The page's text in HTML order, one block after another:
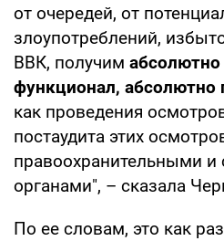
от очередей, от
злоупотреблений,
ВВК, получим
функционал, абсолютно
как проведения
постаудита этих
правоохранительными
органами", – сказала
По ее словам, это как